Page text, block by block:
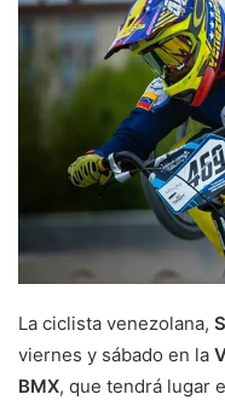
La ciclista venezolana,
viernes y sábado en la
BMX, que tendrá lugar